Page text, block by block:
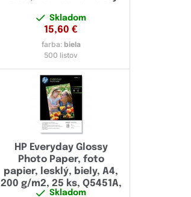
Skladom
15,60 €
farba: biela
500 listov
HP Everyday Glossy
Photo Paper, foto
papier, lesklý, biely, A4,
200 g/m2, 25 ks, Q5451A,
Skladom